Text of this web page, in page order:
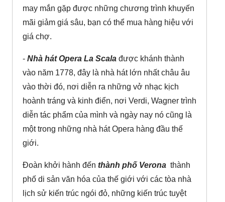
may mắn gặp được những chương trình khuyến
mãi giảm giá sâu, bạn có thể mua hàng hiệu với
giá chợ.
- Nhà hát Opera La Scala được khánh thành
vào năm 1778, đây là nhà hát lớn nhất châu âu
vào thời đó, nơi diễn ra những vở nhạc kịch
hoành tráng và kinh điển, nơi Verdi, Wagner trình
diễn tác phẩm của mình và ngày nay nó cũng là
một trong những nhà hát Opera hàng đầu thế
giới.
Đoàn khởi hành đến thành phố Verona ­ thành
phố di sản văn hóa của thế giới với các tòa nhà
lịch sử kiến trúc ngói đỏ, những kiến trúc tuyệt